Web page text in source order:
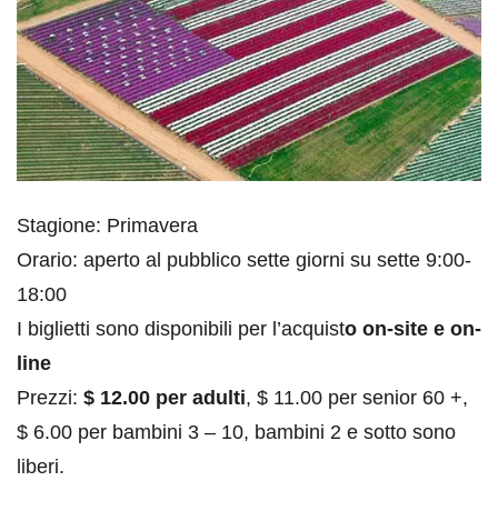
Stagione: Primavera
Orario: aperto al pubblico sette giorni su sette 9:00-
18:00
I biglietti sono disponibili per l’acquisto on-site e on-
line
Prezzi: $ 12.00 per adulti, $ 11.00 per senior 60 +,
$ 6.00 per bambini 3 – 10, bambini 2 e sotto sono
liberi.